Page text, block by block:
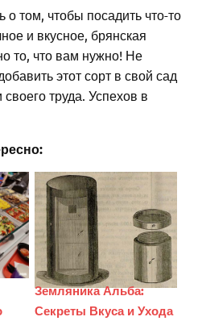
том, чтобы посадить что-то
и вкусное, брянская
то, что вам нужно! Не
этот сорт в свой сад
труда. Успехов в
Земляника Альба:
Секреты Вкуса и Ухода